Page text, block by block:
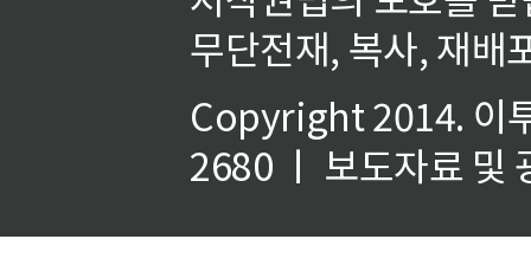
무단전재, 복사, 재배
Copyright 2014. 이
2680 ㅣ 보도자료